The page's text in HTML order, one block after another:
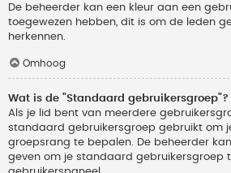
De beheerder kan een kleur aan een
toegewezen hebben, dit is om de leden
herkennen.
Omhoog
Wat is de "Standaard gebruikersgroep"?
Als je lid bent van meerdere
standaard gebruikersgroep gebruikt om
groepsrang te bepalen. De beheerder
geven om je standaard gebruikersgroep